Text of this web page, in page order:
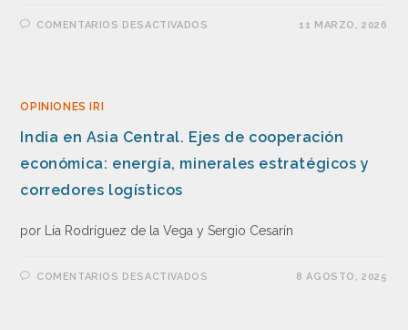
COMENTARIOS DESACTIVADOS 11 MARZO, 2026
OPINIONES IRI
India en Asia Central. Ejes de cooperación
económica: energía, minerales estratégicos y
corredores logísticos
por Lía Rodríguez de la Vega y Sergio Cesarín
COMENTARIOS DESACTIVADOS 8 AGOSTO, 2025